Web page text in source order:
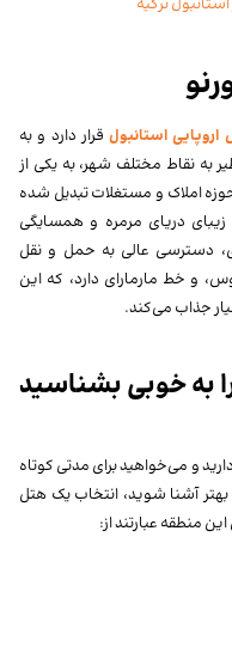
استانبولقرار دارد و به
به نقاط مختلف شهر، به یکی از
املاک و مستغلات تبدیل شده
دریای مرمره و همسایگی
دسترسی عالی به حمل و نقل
و خط مارمارای دارد، که این
جذاب می‌کند.
به خوبی بشناسید
و می‌خواهید برای مدتی کوتاه
آشنا شوید، انتخاب یک هتل
منطقه عبارتند از: